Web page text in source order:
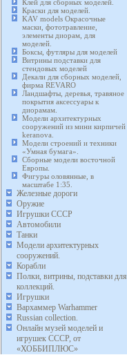
Клей для сборных моделей.
Краски для моделей.
KAV models Окрасочные
маски, фототравление,
элементы диорам, для
моделей.
Боксы, футляры для моделей
Витрины подставки для
стендовых моделей
Декали для сборных моделей,
фирма REVARO
Ландшафты, деревья, травяное
покрытия аксессуары к
диорамам.
Модели архитектурных
сооружений из мини кирпичей
keranova.
Модели строений и техники
«Умная бумага».
Сборные модели восточной
Европы.
Фигуры оловянные, в
масштабе 1:35.
Железные дороги
Оружие
Игрушки СССР
Автомобили
Танки
Модели архитектурных
сооружений.
Корабли
Полки, витрины, подставки для
коллекций.
Игрушки
Вархаммер Warhammer
Russian collection.
Онлайн музей моделей и
игрушек СССР, от
«ХОББИПЛЮС»